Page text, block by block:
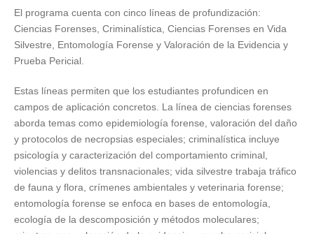
El programa cuenta con cinco líneas de profundización:
Ciencias Forenses, Criminalística, Ciencias Forenses en Vida
Silvestre, Entomología Forense y Valoración de la Evidencia y
Prueba Pericial.
Estas líneas permiten que los estudiantes profundicen en
campos de aplicación concretos. La línea de ciencias forenses
aborda temas como epidemiología forense, valoración del daño
y protocolos de necropsias especiales; criminalística incluye
psicología y caracterización del comportamiento criminal,
violencias y delitos transnacionales; vida silvestre trabaja tráfico
de fauna y flora, crímenes ambientales y veterinaria forense;
entomología forense se enfoca en bases de entomología,
ecología de la descomposición y métodos moleculares;